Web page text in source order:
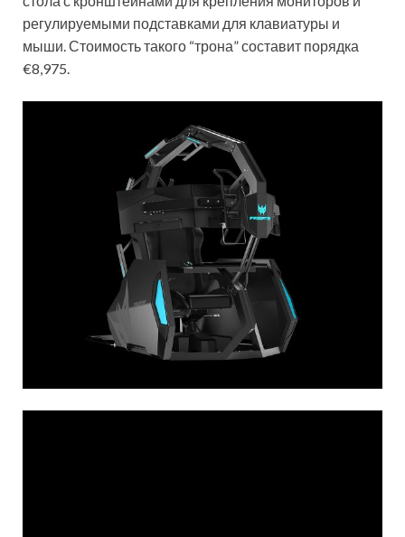
регулируемыми подставками для клавиатуры и
мыши. Стоимость такого “трона” составит порядка
€8,975.